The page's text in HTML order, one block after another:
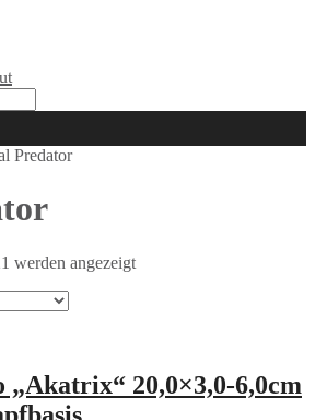
Predator
werden angezeigt
„Akatrix“ 20,0×3,0-6,0cm